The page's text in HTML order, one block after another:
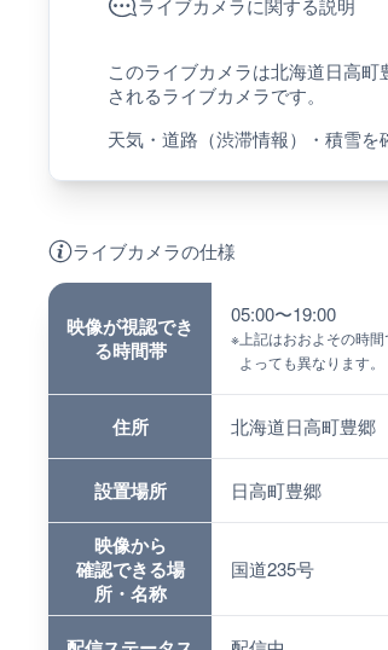
このライブカメラは北海道日高町
されるライブカメラです。
天気・道路（渋滞情報）・積雪を
ライブカメラの仕様
映像が視認でき
る時間帯
05:00〜19:00
※ 上記はおおよその時
よっても異なります。
住所 北海道日高町豊郷
設置場所 日高町豊郷
映像から
確認できる場
所・名称
国道235号